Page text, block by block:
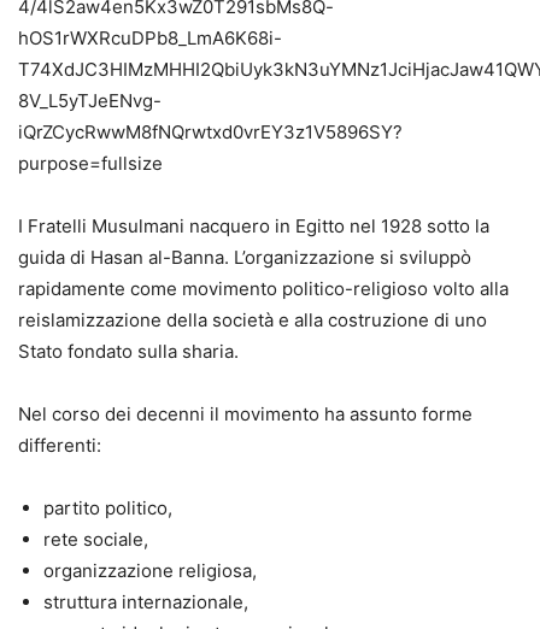
I Fratelli Musulmani nacquero in Egitto nel 1928 sotto la
guida di Hasan al-Banna. L’organizzazione si sviluppò
rapidamente come movimento politico-religioso volto alla
reislamizzazione della società e alla costruzione di uno
Stato fondato sulla sharia.
Nel corso dei decenni il movimento ha assunto forme
differenti:
partito politico,
rete sociale,
organizzazione religiosa,
struttura internazionale,